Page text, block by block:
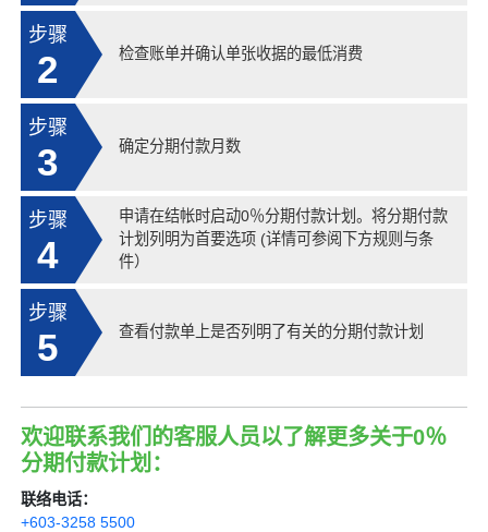
步骤
2 检查账单并确认单张收据的最低消费
步骤
3 确定分期付款月数
步骤
4
申请在结帐时启动0％分期付款计划。将分期付款
计划列明为首要选项 (详情可参阅下方规则与条
件）
步骤
5 查看付款单上是否列明了有关的分期付款计划
欢迎联系我们的客服人员以了解更多关于0％
分期付款计划：
联络电话：
+603-3258 5500